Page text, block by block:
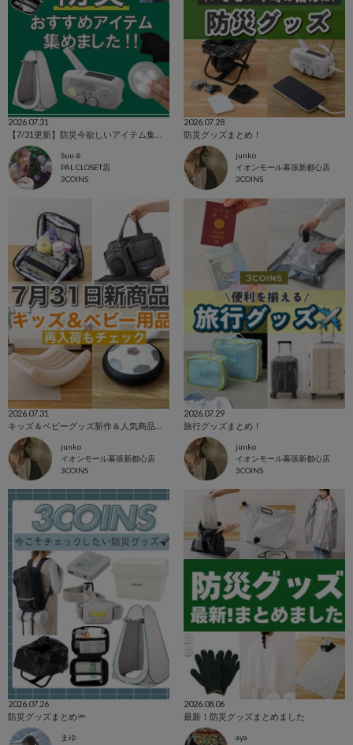
2026.07.31
Suu☺︎
PAL CLOSET店
3COINS
2026.07.28
防災グッズまとめ！
junko
イオンモール幕張新都心店
3COINS
2026.07.31
junko
イオンモール幕張新都心店
3COINS
2026.07.29
旅行グッズまとめ！
junko
イオンモール幕張新都心店
3COINS
2026.07.26
防災グッズまとめ🔦
まゆ
2026.08.06
最新！防災グッズまとめました
aya